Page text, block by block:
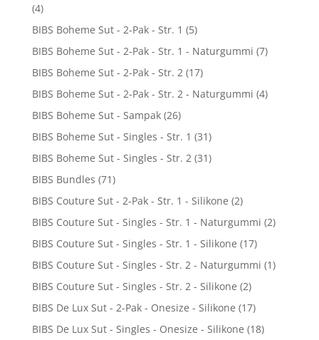
(4)
BIBS Boheme Sut - 2-Pak - Str. 1 (5)
BIBS Boheme Sut - 2-Pak - Str. 1 - Naturgummi (7)
BIBS Boheme Sut - 2-Pak - Str. 2 (17)
BIBS Boheme Sut - 2-Pak - Str. 2 - Naturgummi (4)
BIBS Boheme Sut - Sampak (26)
BIBS Boheme Sut - Singles - Str. 1 (31)
BIBS Boheme Sut - Singles - Str. 2 (31)
BIBS Bundles (71)
BIBS Couture Sut - 2-Pak - Str. 1 - Silikone (2)
BIBS Couture Sut - Singles - Str. 1 - Naturgummi (2)
BIBS Couture Sut - Singles - Str. 1 - Silikone (17)
BIBS Couture Sut - Singles - Str. 2 - Naturgummi (1)
BIBS Couture Sut - Singles - Str. 2 - Silikone (2)
BIBS De Lux Sut - 2-Pak - Onesize - Silikone (17)
BIBS De Lux Sut - Singles - Onesize - Silikone (18)